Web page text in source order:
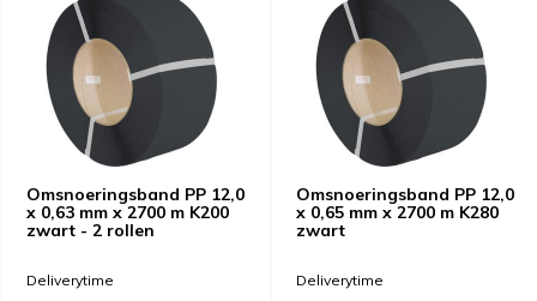
Omsnoeringsband PP 12,0
x 0,63 mm x 2700 m K200
zwart - 2 rollen
Deliverytime
Omsnoeringsband PP 12,0
x 0,65 mm x 2700 m K280
zwart
Deliverytime